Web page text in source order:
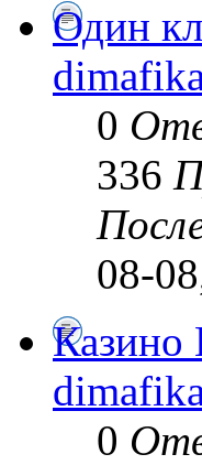
Один
0
336
08-
Казино
0